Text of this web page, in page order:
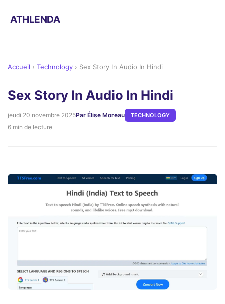
ATHLENDA
Accueil › Technology › Sex Story In Audio In Hindi
Sex Story In Audio In Hindi
jeudi 20 novembre 2025Par Élise Moreau TECHNOLOGY
6 min de lecture